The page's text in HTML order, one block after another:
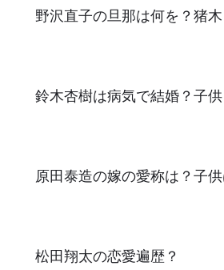
野沢直子の旦那は何を？猪
鈴木杏樹は病気で結婚？子供
原田泰造の嫁の愛称は？子
松田翔太の恋愛遍歴？